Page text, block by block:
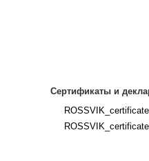
Сертификаты и